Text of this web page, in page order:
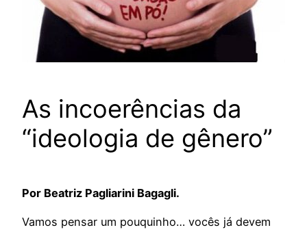
As incoerências da
“ideologia de gênero”
Por Beatriz Pagliarini Bagagli.
Vamos pensar um pouquinho… vocês já devem